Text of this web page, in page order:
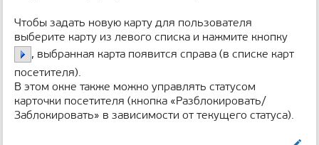
Чтобы задать новую карту для пользователя
выберите карту из левого списка и нажмите кнопку
, выбранная карта появится справа (в списке карт
посетителя).
В этом окне также можно управлять статусом
карточки посетителя (кнопка «Разблокировать/
Заблокировать» в зависимости от текущего статуса).